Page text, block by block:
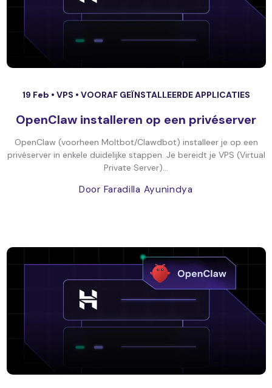
19 Feb • VPS • VOORAF GEÏNSTALLEERDE APPLICATIES
OpenClaw installeren op een privéserver
OpenClaw (voorheen Moltbot/Clawdbot) installeer je op een
privéserver in enkele duidelijke stappen. Je bereidt je VPS (Virtual
Private Server)...
Door Faradilla Ayunindya